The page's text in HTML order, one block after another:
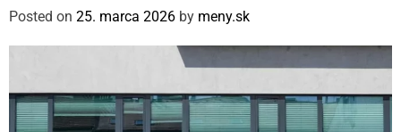
o
r
e
Posted on 25. marca 2026 by meny.sk